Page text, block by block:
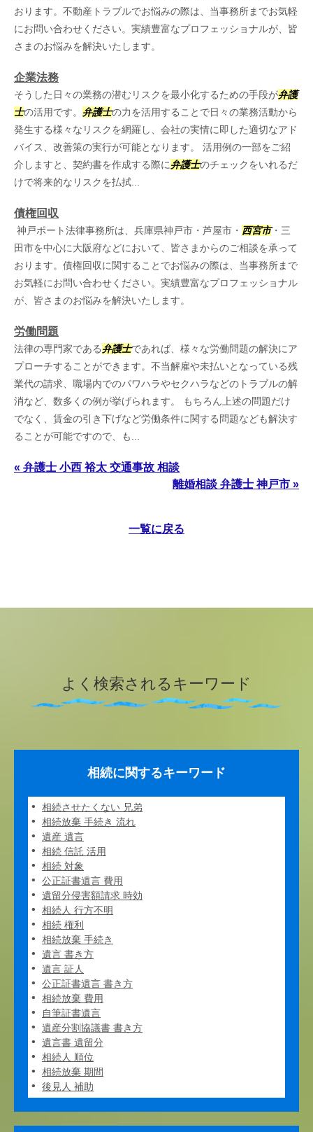
おります。不動産トラブルでお悩みの際は、当事務所までお気軽
にお問い合わせください。実績豊富なプロフェッショナルが、皆
さまのお悩みを解決いたします。
企業法務
そうした日々の業務の潜むリスクを最小化するための手段が弁護
士の活用です。 弁護士の力を活用することで日々の業務活動から
発生する様々なリスクを網羅し、会社の実情に即した適切なアド
バイス、改善策の実行が可能となります。 活用例の一部をご紹
介しますと、契約書を作成する際に弁護士のチェックをいれるだ
けで将来的なリスクを払拭...
債権回収
神戸ポート法律事務所は、兵庫県神戸市・芦屋市・ 西宮市・三
田市を中心に大阪府などにおいて、皆さまからのご相談を承って
おります。債権回収に関することでお悩みの際は、当事務所まで
お気軽にお問い合わせください。実績豊富なプロフェッショナル
が、皆さまのお悩みを解決いたします。
労働問題
法律の専門家である弁護士であれば、様々な労働問題の解決にア
プローチすることができます。不当解雇や未払いとなっている残
業代の請求、職場内でのパワハラやセクハラなどのトラブルの解
消など、数多くの例が挙げられます。 もちろん上述の問題だけ
でなく、賃金の引き下げなど労働条件に関する問題なども解決す
ることが可能ですので、も...
« 弁護士 小西 裕太 交通事故 相談
離婚相談 弁護士 神戸市 »
一覧に戻る
よく検索されるキーワード
相続に関するキーワード
相続させたくない 兄弟
相続放棄 手続き 流れ
遺産 遺言
相続 信託 活用
相続 対象
公正証書遺言 費用
遺留分侵害額請求 時効
相続人 行方不明
相続 権利
相続放棄 手続き
遺言 書き方
遺言 証人
公正証書遺言 書き方
相続放棄 費用
自筆証書遺言
遺産分割協議書 書き方
遺言書 遺留分
相続人 順位
相続放棄 期間
後見人 補助